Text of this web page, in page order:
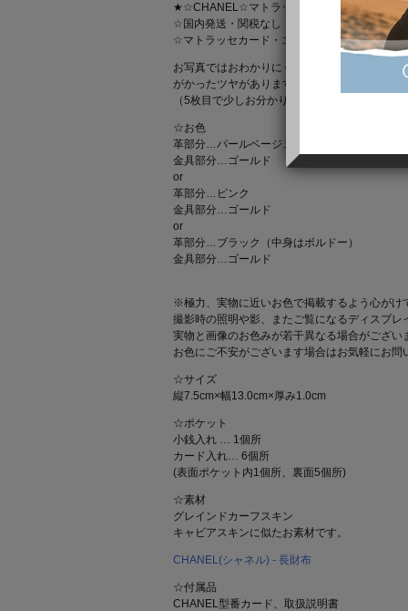
★☆CHANEL☆マトラッセ★カード・コイン
☆国内発送・関税なし・送料込☆
☆マトラッセカード・コインケース☆キャビア
お写真ではおわかりにくいですが、ベージュ
がかったツヤがあります。
（5枚目で少しお分かりいただけるかと思いま
☆お色
革部分…パールベージュ
金具部分…ゴールド
or
革部分…ピンク
金具部分…ゴールド
or
革部分…ブラック（中身はボルドー）
金具部分…ゴールド
※極力、実物に近いお色で掲載するよう心がけ
撮影時の照明や影、またご覧になるディスプレ
実物と画像のお色みが若干異なる場合がござい
お色にご不安がございます場合はお気軽にお問
☆サイズ
縦7.5cm×幅13.0cm×厚み1.0cm
☆ポケット
小銭入れ … 1個所
カード入れ… 6個所
(表面ポケット内1個所、裏面5個所)
☆素材
グレインドカーフスキン
キャビアスキンに似たお素材です。
CHANEL(シャネル) - 長財布
☆付属品
CHANEL型番カード、取扱説明書